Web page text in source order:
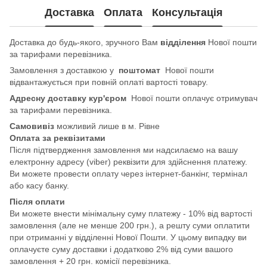
Доставка Оплата Консультація
Доставка до будь-якого, зручного Вам відділення Нової пошти
за тарифами перевізника.
Замовлення з доставкою у поштомат Нової пошти
відвантажується при повній оплаті вартості товару.
Адресну доставку кур'єром Нової пошти оплачує отримувач
за тарифами перевізника.
Самовивіз можливий лише в м. Рівне
Оплата за реквізитами
Після підтвердження замовлення ми надсилаємо на вашу
електронну адресу (viber) реквізити для здійснення платежу.
Ви можете провести оплату через інтернет-банкінг, термінал
або касу банку.
Після оплати
Ви можете внести мінімальну суму платежу - 10% від вартості
замовлення (але не менше 200 грн.), а решту суми оплатити
при отриманні у відділенні Нової Пошти. У цьому випадку ви
оплачуєте суму доставки і додатково 2% від суми вашого
замовлення + 20 грн. комісії перевізника.